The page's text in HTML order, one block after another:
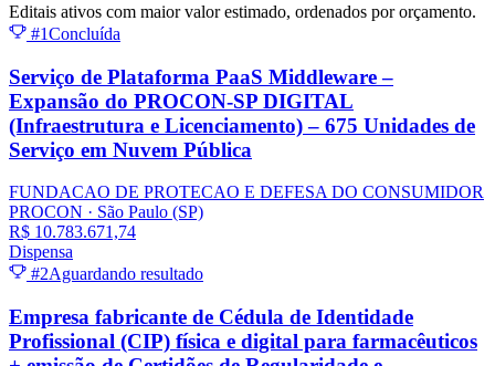
Editais ativos com maior valor estimado, ordenados por orçamento.
#1Concluída
Serviço de Plataforma PaaS Middleware –
Expansão do PROCON-SP DIGITAL
(Infraestrutura e Licenciamento) – 675 Unidades de
Serviço em Nuvem Pública
FUNDACAO DE PROTECAO E DEFESA DO CONSUMIDOR
PROCON · São Paulo (SP)
R$ 10.783.671,74
Dispensa
#2Aguardando resultado
Empresa fabricante de Cédula de Identidade
Profissional (CIP) física e digital para farmacêuticos